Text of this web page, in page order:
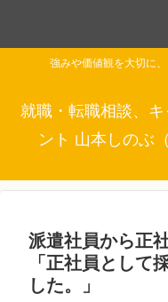
強みや価値観を大切に
就職・転職相談、
ント 山本しのぶ
派遣社員から正
「正社員として
した。」